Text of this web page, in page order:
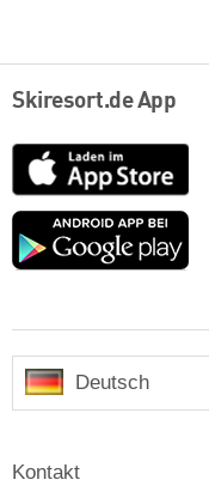
Skiresort.de App
App
Store
Deutsch
Kontakt